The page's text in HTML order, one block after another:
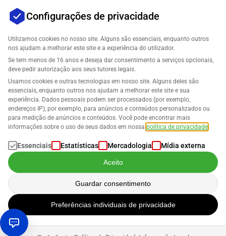
Empresa
Suporte
Soluções para Amazon
Os dados são processados de acordo com a nossa Política de Privacidade
Copyright © 2026 SELLERLOGIC. Todos os direitos reservados
Configurações de privacidade
Utilizamos cookies no nosso site. Alguns são essenciais, enquanto outros
nos ajudam a melhorar este site e a experiência do utilizador.
Se tem menos de 16 anos e deseja dar consentimento a serviços opcionais,
deve pedir autorização aos seus tutores legais.
Usamos cookies e outras tecnologias em nosso site. Alguns deles são
essenciais, enquanto outros nos ajudam a melhorar este site e sua
experiência. Dados pessoais podem ser processados (por exemplo,
endereços IP), por exemplo, para anúncios e conteúdos personalizados ou
para medição de anúncios e conteúdos. Você pode encontrar mais
informações sobre o uso de seus dados em nossa política de privacidade
Essenciais Estatísticas Mercadologia Mídia externa
Aceito
Guardar consentimento
Preferências individuais de privacidade